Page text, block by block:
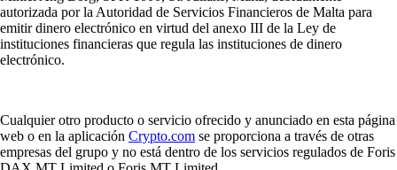
autorizada por la Autoridad de Servicios Financieros de Malta para
emitir dinero electrónico en virtud del anexo III de la Ley de
instituciones financieras que regula las instituciones de dinero
electrónico.
Cualquier otro producto o servicio ofrecido y anunciado en esta página
web o en la aplicación Crypto.com se proporciona a través de otras
empresas del grupo y no está dentro de los servicios regulados de Foris